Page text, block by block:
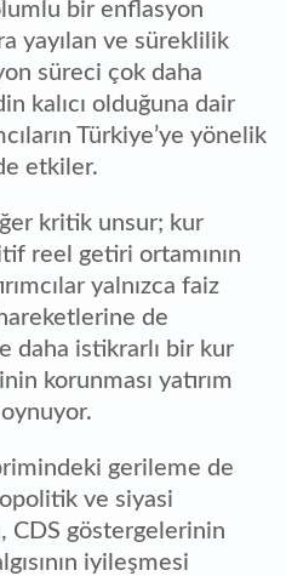
bir enflasyon
yayılan ve süreklilik
süreci çok daha
kalıcı olduğuna dair
Türkiye’ye yönelik
etkiler.
kritik unsur; kur
reel getiri ortamının
yalnızca faiz
de
daha istikrarlı bir kur
korunması yatırım
gerileme de
ve siyasi
CDS göstergelerinin
iyileşmesi